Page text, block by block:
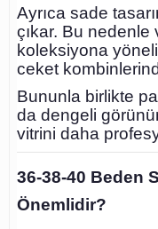
Ayrıca sade
çıkar. Bu
koleksiyona
ceket
Bununla birlikte
da dengeli
vitrini daha
36-38-40 Beden
Önemlidir?